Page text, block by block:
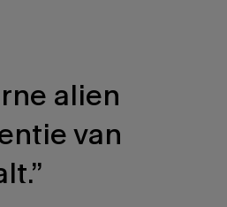
alien
van